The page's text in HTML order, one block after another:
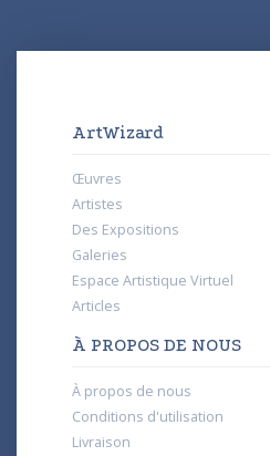
ArtWizard
Œuvres
Artistes
Des Expositions
Galeries
Espace Artistique Virtuel
Articles
À PROPOS DE NOUS
À propos de nous
Conditions d'utilisation
Livraison